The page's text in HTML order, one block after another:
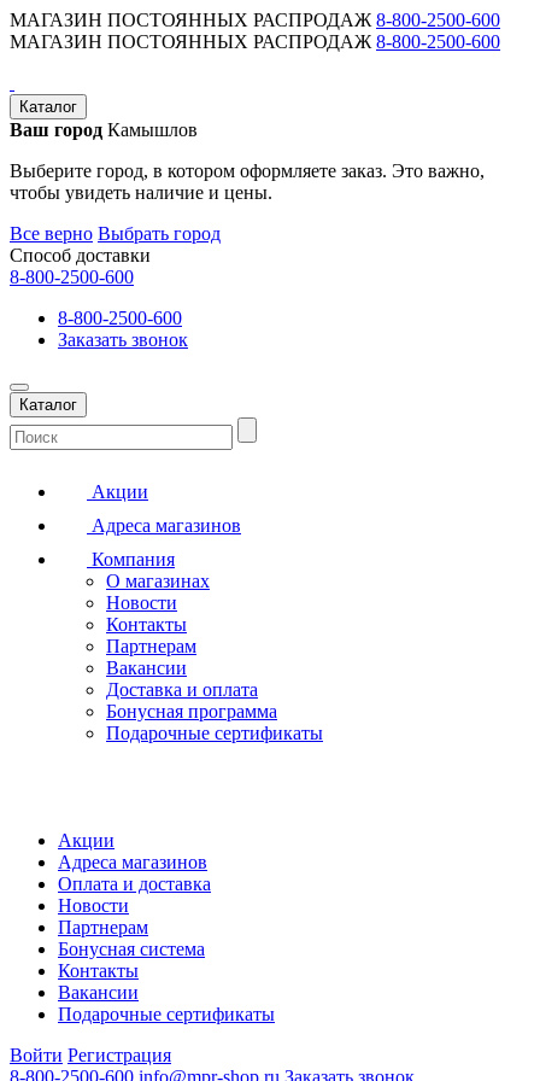
МАГАЗИН ПОСТОЯННЫХ РАСПРОДАЖ 8-800-2500-600
МАГАЗИН ПОСТОЯННЫХ РАСПРОДАЖ 8-800-2500-600
Каталог
Ваш город Камышлов
Выберите город, в котором оформляете заказ. Это важно,
чтобы увидеть наличие и цены.
Все верно Выбрать город
Способ доставки
8-800-2500-600
8-800-2500-600
Заказать звонок
Каталог
Акции
Адреса магазинов
Компания
О магазинах
Новости
Контакты
Партнерам
Вакансии
Доставка и оплата
Бонусная программа
Подарочные сертификаты
Акции
Адреса магазинов
Оплата и доставка
Новости
Партнерам
Бонусная система
Контакты
Вакансии
Подарочные сертификаты
Войти Регистрация
8-800-2500-600 info@mpr-shop.ru Заказать звонок